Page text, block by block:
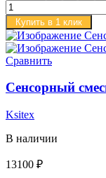
Купить в 1 клик
Сравнить
Сенсорный
Ksitex
В наличии
13100 ₽